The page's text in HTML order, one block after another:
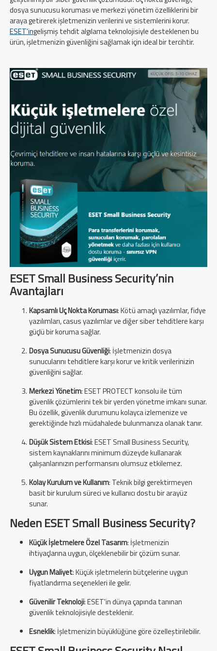
dosya sunucusu koruması ve merkezi yönetim özelliklerini bir
araya getirerek işletmenizin verilerini ve sistemlerini korur.
ESET'ingelişmiş tehdit algılama teknolojisiyle desteklenen bu
ürün, işletmenizin güvenliğini sağlamak için ideal bir tercihtir.
ESET Small Business Security’nin
Avantajları
Kapsamlı Uç Nokta Koruması: Kötü amaçlı yazılımlar, fidye
yazılımları, casus yazılımlar ve diğer siber tehditlere karşı
güçlü bir koruma sağlar.
Dosya Sunucusu Güvenliği: İşletmenizin dosya
sunucularını tehditlere karşı korur ve kritik verilerinizin
güvenliğini sağlar.
Merkezi Yönetim: ESET PROTECT konsolu ile tüm
güvenlik çözümlerini tek bir yerden yönetme imkanı sunar.
Bu özellik, güvenlik durumunu kolayca izlemenize ve
gerektiğinde hızlı müdahalede bulunmanıza olanak tanır.
Düşük Sistem Etkisi: ESET Small Business Security,
sistem kaynaklarını minimum düzeyde kullanarak
çalışanlarınızın performansını olumsuz etkilemez.
Kolay Kurulum ve Kullanım: Teknik bilgi gerektirmeyen
basit bir kurulum süreci ve kullanıcı dostu bir arayüz
sunar.
Neden ESET Small Business Security?
Küçük İşletmelere Özel Tasarım: İşletmenizin
ihtiyaçlarına uygun, ölçeklenebilir bir çözüm sunar.
Uygun Maliyet: Küçük işletmelerin bütçelerine uygun
fiyatlandırma seçenekleri ile gelir.
Güvenilir Teknoloji: ESET'in dünya çapında tanınan
güvenlik teknolojisiyle desteklenir.
Esneklik: İşletmenizin büyüklüğüne göre özelleştirilebilir.